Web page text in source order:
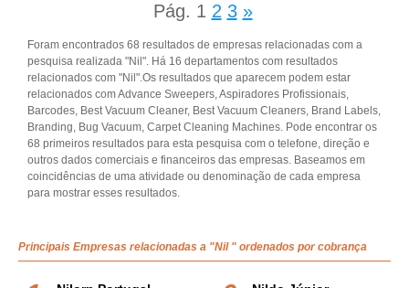
Pág. 1 2 3 »
Foram encontrados 68 resultados de empresas relacionadas com a
pesquisa realizada "Nil". Há 16 departamentos com resultados
relacionados com "Nil".Os resultados que aparecem podem estar
relacionados com Advance Sweepers, Aspiradores Profissionais,
Barcodes, Best Vacuum Cleaner, Best Vacuum Cleaners, Brand Labels,
Branding, Bug Vacuum, Carpet Cleaning Machines. Pode encontrar os
68 primeiros resultados para esta pesquisa com o telefone, direção e
outros dados comerciais e financeiros das empresas. Baseamos em
coincidências de uma atividade ou denominação de cada empresa
para mostrar esses resultados.
Principais Empresas relacionadas a "Nil " ordenados por cobrança